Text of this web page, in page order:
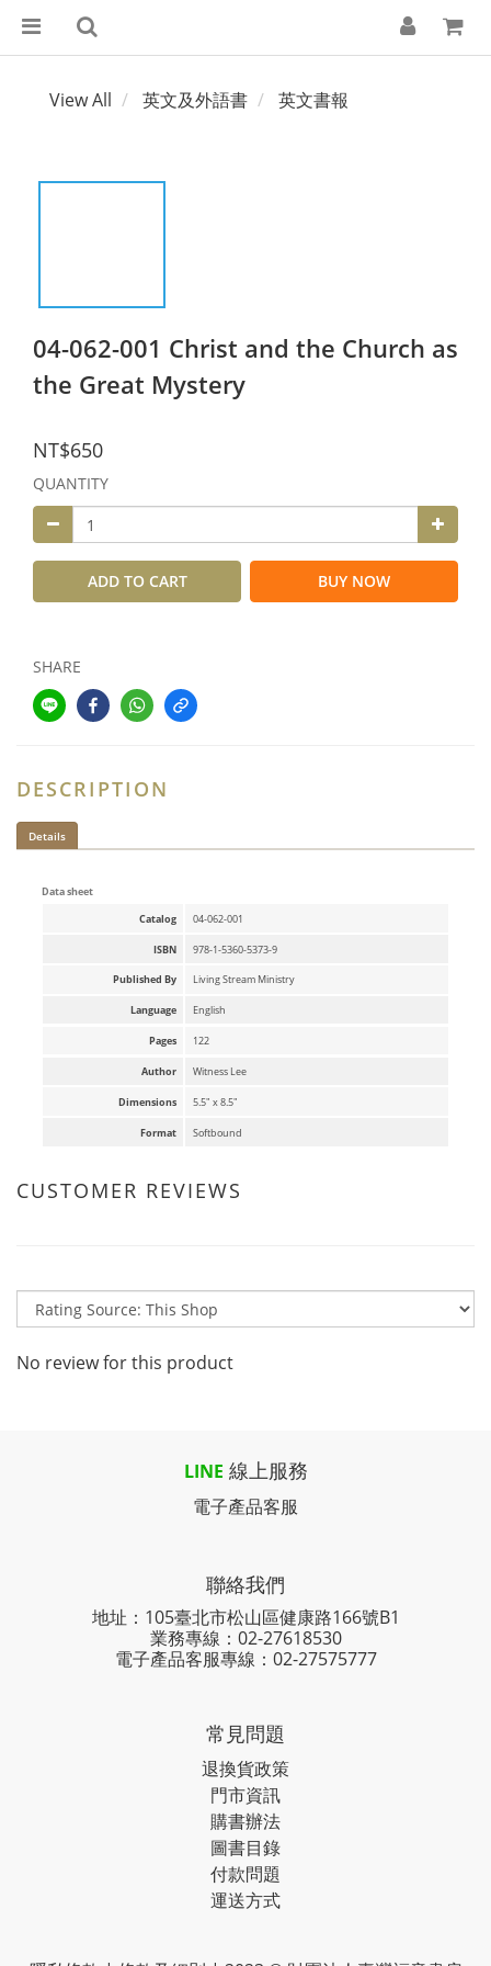
View All 英文及外語書 英文書報
04-062-001 Christ and the Church as
the Great Mystery
NT$650
QUANTITY
ADD TO CART BUY NOW
SHARE
DESCRIPTION
Details
Data sheet
Catalog
04-062-001
ISBN 978-1-5360-5373-9
Published By Living Stream Ministry
Language English
Pages 122
Author Witness Lee
Dimensions 5.5" x 8.5"
Format Softbound
CUSTOMER REVIEWS
No review for this product
LINE 線上服務
電子產品客服
聯絡我們
地址：105臺北市松山區健康路166號B1
業務專線： 02-27618530
電子產品客服專線：02-27575777
常見問題
退換貨政策
門市資訊
購書辦法
圖書目錄
付款問題
運送方式